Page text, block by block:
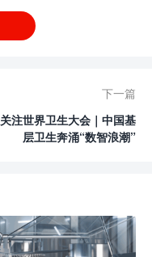
下一篇
关注世界卫生大会｜中国基
层卫生奔涌“数智浪潮”